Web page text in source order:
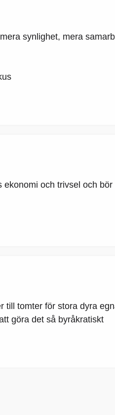
synlighet, mera
och trivsel och bör
till tomter för stora dyra
göra det så byråkratiskt